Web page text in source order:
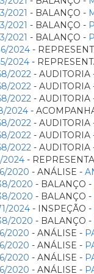
2021 - BALANÇO -
2021 - BALANÇO -
2021 - BALANÇO -
2024 -
2024 -
2022 - AUDITORIA
2022 - AUDITORIA
2022 - AUDITORIA
2024 -
2022 - AUDITORIA
2022 - AUDITORIA
2022 - AUDITORIA
2024 -
2020 - ANÁLISE -
2020 - BALANÇO -
2020 - BALANÇO -
2024 - INSPEÇÃO -
2020 - BALANÇO -
2020 - ANÁLISE -
2020 - ANÁLISE -
2020 - ANÁLISE -
2020 - ANÁLISE -